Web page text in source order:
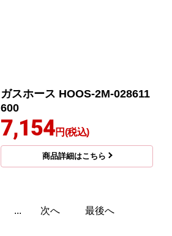
ガスホース HOOS-2M-028611
600
7,154円(税込)
商品詳細はこちら
... 次へ 最後へ